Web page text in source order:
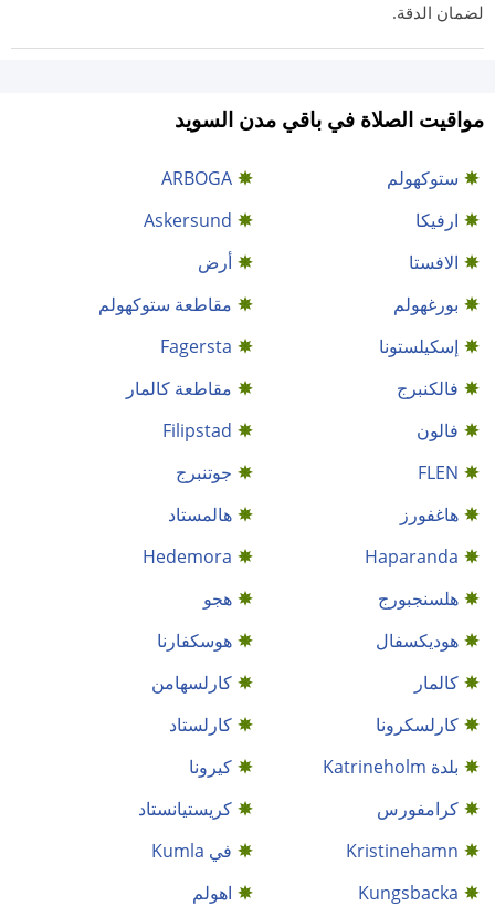
لضمان الدقة.
مواقيت الصلاة في باقي مدن السويد
ستوكهولم
ARBOGA
ارفيكا
Askersund
الافستا
أرض
بورغهولم
مقاطعة ستوكهولم
إسكيلستونا
Fagersta
فالكنبرج
مقاطعة كالمار
فالون
Filipstad
FLEN
جوتنبرج
هاغفورز
هالمستاد
Haparanda
Hedemora
هلسنجبورج
هجو
هوديكسفال
هوسكفارنا
كالمار
كارلسهامن
كارلسكرونا
كارلستاد
بلدة Katrineholm
كيرونا
كرامفورس
كريستيانستاد
Kristinehamn
في Kumla
Kungsbacka
اهولم